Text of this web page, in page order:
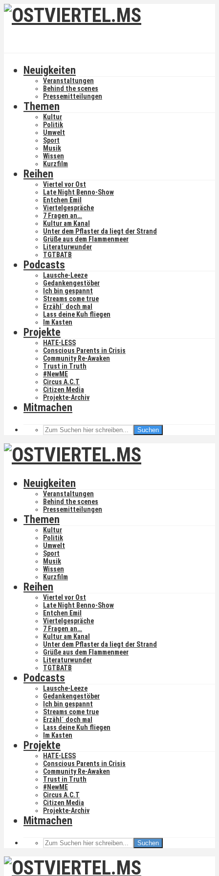
Neuigkeiten
Veranstaltungen
Behind the scenes
Pressemitteilungen
Themen
Kultur
Politik
Umwelt
Sport
Musik
Wissen
Kurzfilm
Reihen
Viertel vor Ost
Late Night Benno-Show
Entchen Emil
Viertelgespräche
7 Fragen an…
Kultur am Kanal
Unter dem Pflaster da liegt der Strand
Grüße aus dem Flammenmeer
Literaturwunder
TGTBATB
Podcasts
Lausche-Leeze
Gedankengestöber
Ich bin gespannt
Streams come true
Erzähl´ doch mal
Lass deine Kuh fliegen
Im Kasten
Projekte
HATE-LESS
Conscious Parents in Crisis
Community Re-Awaken
Trust in Truth
#NewME
Circus A.C.T
Citizen Media
Projekte-Archiv
Mitmachen
Suchen
Neuigkeiten
Veranstaltungen
Behind the scenes
Pressemitteilungen
Themen
Kultur
Politik
Umwelt
Sport
Musik
Wissen
Kurzfilm
Reihen
Viertel vor Ost
Late Night Benno-Show
Entchen Emil
Viertelgespräche
7 Fragen an…
Kultur am Kanal
Unter dem Pflaster da liegt der Strand
Grüße aus dem Flammenmeer
Literaturwunder
TGTBATB
Podcasts
Lausche-Leeze
Gedankengestöber
Ich bin gespannt
Streams come true
Erzähl´ doch mal
Lass deine Kuh fliegen
Im Kasten
Projekte
HATE-LESS
Conscious Parents in Crisis
Community Re-Awaken
Trust in Truth
#NewME
Circus A.C.T
Citizen Media
Projekte-Archiv
Mitmachen
Suchen